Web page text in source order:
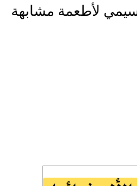
لأطعمة مشابهة